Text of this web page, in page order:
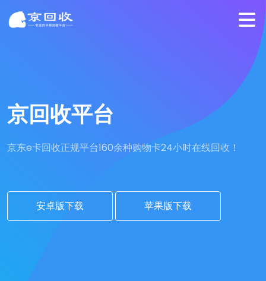
京回收平台
京东e卡回收正规平台160余种购物卡24小时在线回收！
安卓版下载 苹果版下载